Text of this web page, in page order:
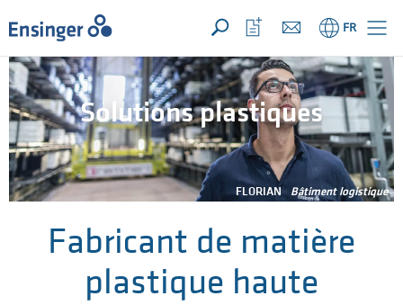
VOTRE DEMANDE ({{productCount}} Products)
OUVRIR
Accueil FR
Ouvrir
la
liste
de
favoris
Solutions plastiques
FLORIAN Bâtiment logistique
Fabricant de matière
plastique haute